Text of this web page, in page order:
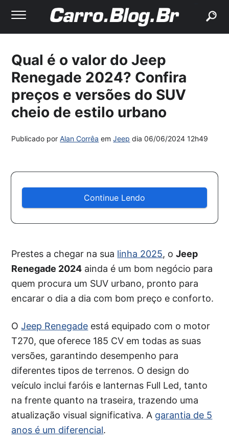
Qual é o valor do Jeep
Renegade 2024? Confira
preços e versões do SUV
cheio de estilo urbano
Publicado porAlan Corrêa emJeep dia06/06/2024 12h49
Continue Lendo
Prestes a chegar na sua linha 2025, oJeep
Renegade 2024 ainda é um bom negócio para
quem procura um SUV urbano, pronto para
encarar o dia a dia com bom preço e conforto.
OJeep Renegade está equipado com o motor
T270, que oferece 185 CV em todas as suas
versões, garantindo desempenho para
diferentes tipos de terrenos. O design do
veículo inclui faróis e lanternas Full Led, tanto
na frente quanto na traseira, trazendo uma
atualização visual significativa. A garantia de 5
anos é um diferencial.